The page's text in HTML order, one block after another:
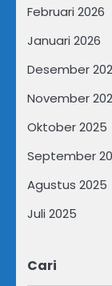
Februari 2026
Januari 2026
Desember
November
Oktober 2025
September
Agustus 2025
Juli 2025
Cari